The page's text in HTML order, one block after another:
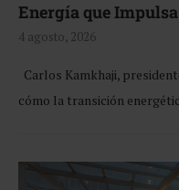
Energía que
4 agosto, 2026
Carlos Kamkhaji,
cómo la transición